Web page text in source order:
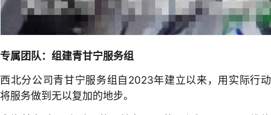
专属团队：组建青甘宁服务组
西北分公司青甘宁服务组自2023年建立以来，用实际行动
将服务做到无以复加的地步。